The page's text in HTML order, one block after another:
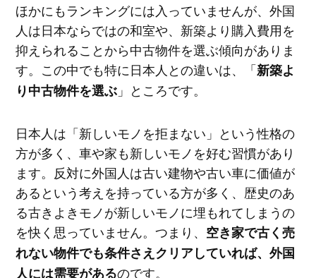
ほかにもランキングには入っていませんが、外国
人は日本ならではの和室や、新築より購入費用を
抑えられることから中古物件を選ぶ傾向がありま
す。この中でも特に日本人との違いは、「新築よ
り中古物件を選ぶ」ところです。
日本人は「新しいモノを拒まない」という性格の
方が多く、車や家も新しいモノを好む習慣があり
ます。反対に外国人は古い建物や古い車に価値が
あるという考えを持っている方が多く、歴史のあ
る古きよきモノが新しいモノに埋もれてしまうの
を快く思っていません。つまり、 空き家で古く売
れない物件でも条件さえクリアしていれば、外国
人には需要があるのです。